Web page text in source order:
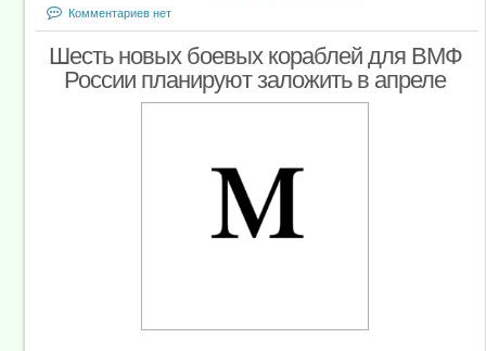
Комментариев нет
Шесть новых боевых кораблей для ВМФ
России планируют заложить в апреле